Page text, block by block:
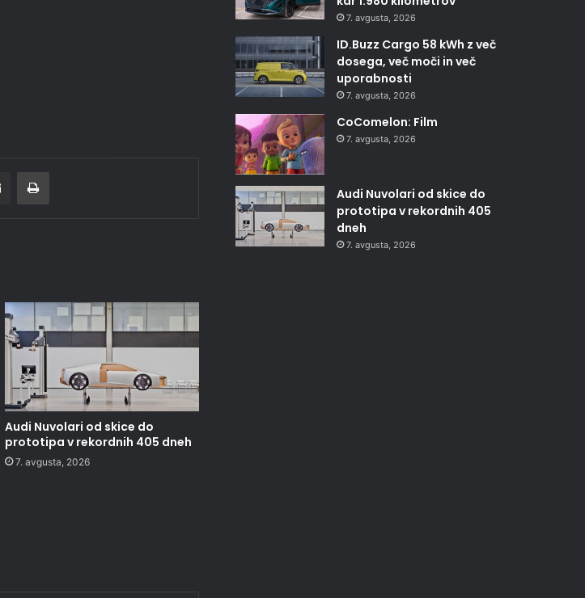
Deli po epošti Natisni
Audi Nuvolari od skice do
prototipa v rekordnih 405 dneh
7. avgusta, 2026
7. avgusta, 2026
ID.Buzz Cargo 58 kWh z več
dosega, več moči in več
uporabnosti
7. avgusta, 2026
CoComelon: Film
7. avgusta, 2026
Audi Nuvolari od skice do
prototipa v rekordnih 405
dneh
7. avgusta, 2026